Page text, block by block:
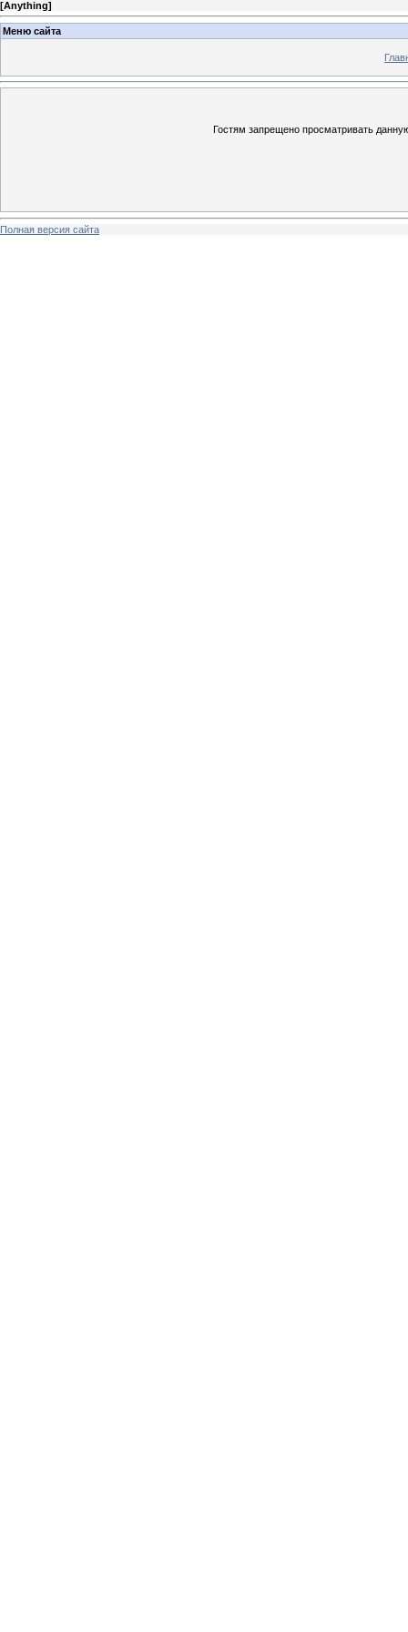
[Anything]
Меню сайта
Гостям запрещено просматривать
Полная версия сайта